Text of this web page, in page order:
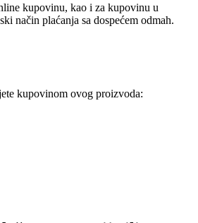
kupovinu, kao i za kupovinu u
način plaćanja sa dospećem odmah.
kupovinom ovog proizvoda: